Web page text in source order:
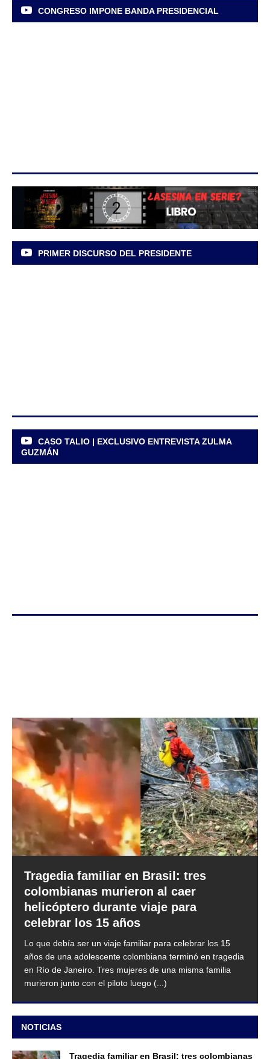
CONGRESO IMPONE BANDA PRESIDENCIAL
PRIMER DISCURSO DEL PRESIDENTE
CASO TALIO | EXCLUSIVO ENTREVISTA ZULMA
GUZMÁN
Tragedia familiar en Brasil: tres
colombianas murieron al caer
helicóptero durante viaje para
celebrar los 15 años
Lo que debía ser un viaje familiar para celebrar los 15
años de una adolescente colombiana terminó en tragedia
en Río de Janeiro. Tres mujeres de una misma familia
murieron junto con el piloto luego (...)
NOTICIAS
Tragedia familiar en Brasil: tres colombianas